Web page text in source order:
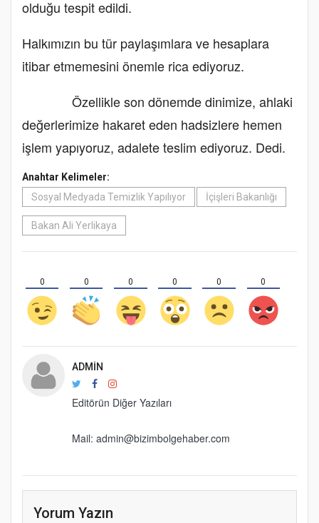
olduğu tespit edildi.
Halkımızın bu tür paylaşımlara ve hesaplara
itibar etmemesini önemle rica ediyoruz.
Özellikle son dönemde dinimize, ahlaki
değerlerimize hakaret eden hadsizlere hemen
işlem yapıyoruz, adalete teslim ediyoruz. Dedi.
Anahtar Kelimeler:
Sosyal Medyada Temizlik Yapılıyor
İçişleri Bakanlığı
Bakan Ali Yerlikaya
0 0 0 0 0 0
ADMIN
Editörün Diğer Yazıları
Mail: admin@bizimbolgehaber.com
Yorum Yazın